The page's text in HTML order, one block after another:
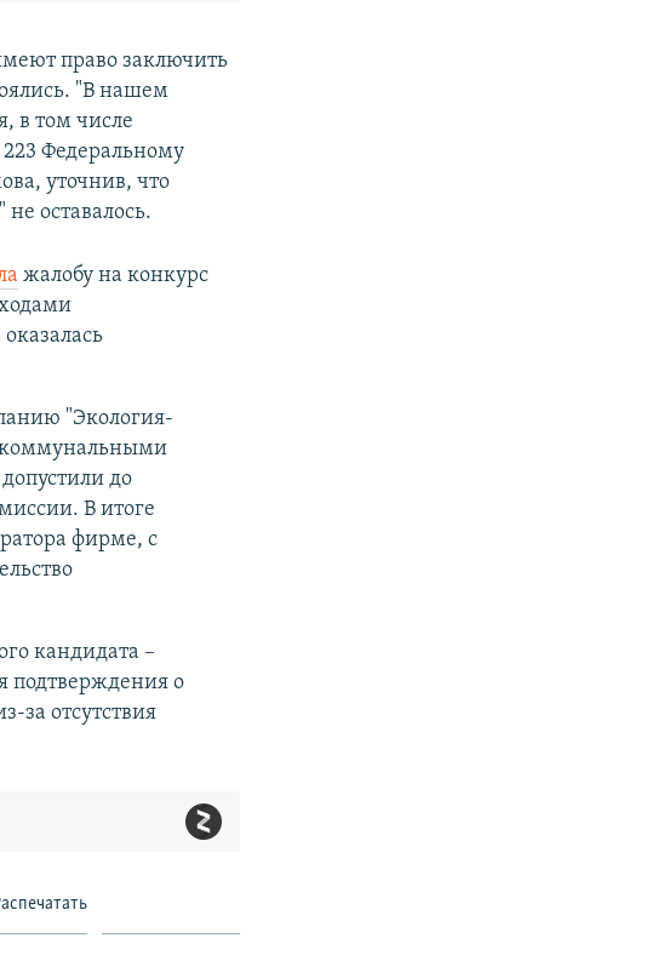
право заключить
"В нашем
в том числе
Федеральному
уточнив, что
оставалось.
жалобу на конкурс
"Экология-
коммунальными
до
В итоге
фирме, с
кандидата –
подтверждения о
за отсутствия